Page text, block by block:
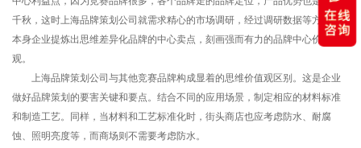
千秋，这时上海品牌策划公司就需求精心的市场调研，经过调研数据等方面为
本身企业提炼出思维差异化品牌的中心卖点，刻画强而有力的品牌中心价值
观。
上海品牌策划公司与其他竞赛品牌构成显着的思维价值观区别。这是企业
做好品牌策划的要害关键和要点。结合不同的应用场景，制定相应的材料标准
和制造工艺。同样，当材料和工艺标准化时，街头商店也应考虑防水、耐腐
蚀、照明亮度等，而商场则不需要考虑防水。